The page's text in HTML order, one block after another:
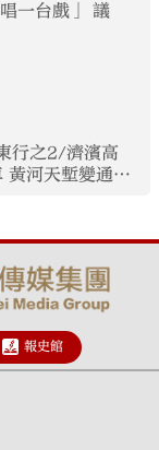
一台戲」 議
行之2/濟濱高
黃河天塹變通途
報史館